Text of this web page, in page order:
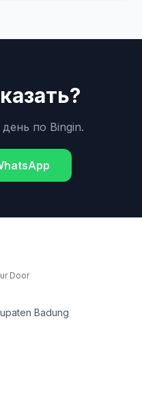
по Bingin.
Door
Badung